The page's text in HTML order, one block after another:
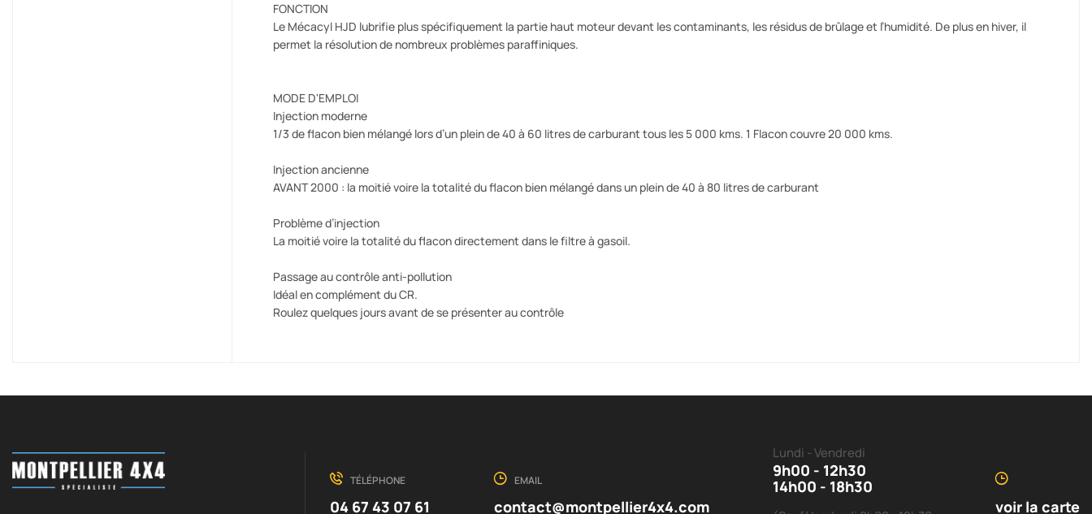
FONCTION
Le Mécacyl HJD lubrifie plus spécifiquement la partie haut moteur devant les contaminants, les résidus de brûlage et l’humidité. De plus en hiver, il
permet la résolution de nombreux problèmes paraffiniques.
MODE D'EMPLOI
Injection moderne
1/3 de flacon bien mélangé lors d’un plein de 40 à 60 litres de carburant tous les 5 000 kms. 1 Flacon couvre 20 000 kms.
Injection ancienne
AVANT 2000 : la moitié voire la totalité du flacon bien mélangé dans un plein de 40 à 80 litres de carburant
Problème d’injection
La moitié voire la totalité du flacon directement dans le filtre à gasoil.
Passage au contrôle anti-pollution
Idéal en complément du CR.
Roulez quelques jours avant de se présenter au contrôle
TÉLÉPHONE
04 67 43 07 61
EMAIL
contact@montpellier4x4.com
Lundi - Vendredi
9h00 - 12h30
14h00 - 18h30
voir la carte